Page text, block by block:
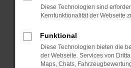
Prüfe deine
Manche Erweiterungen, wie
verhindern. Funktioniert die
anderen Browser oder in
Fenster?
Diese Technologien sind
Kernfunktionalität der Webseite
Funktional
Diese Technologien bieten die
der Webseite. Services von
Maps, Chats,